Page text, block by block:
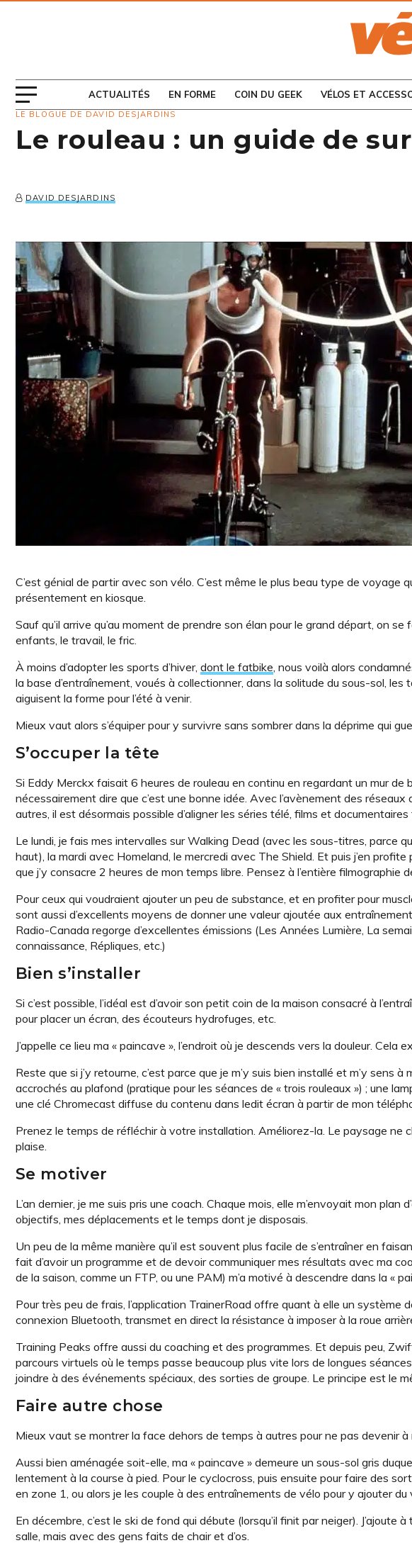
ACTUALITÉS EN FORME COIN DU GEEK VÉLOS ET
LE BLOGUE DE DAVID DESJARDINS
Le rouleau : un guide de
DAVID DESJARDINS
C’est génial de partir avec son vélo. C’est même le plus beau type de voyage
présentement en kiosque.
Sauf qu’il arrive qu’au moment de prendre son élan pour le grand départ, on
enfants, le travail, le fric.
À moins d’adopter les sports d’hiver, dont le fatbike, nous voilà alors
la base d’entraînement, voués à collectionner, dans la solitude du sous-sol,
aiguisent la forme pour l’été à venir.
Mieux vaut alors s’équiper pour y survivre sans sombrer dans la déprime qui
S’occuper la tête
Si Eddy Merckx faisait 6 heures de rouleau en continu en regardant un mur de
nécessairement dire que c’est une bonne idée. Avec l’avènement des
autres, il est désormais possible d’aligner les séries télé, films et
Le lundi, je fais mes intervalles sur Walking Dead (avec les sous-titres, parce
haut), la mardi avec Homeland, le mercredi avec The Shield. Et puis j’en
que j’y consacre 2 heures de mon temps libre. Pensez à l’entière filmographie
Pour ceux qui voudraient ajouter un peu de substance, et en profiter pour
sont aussi d’excellents moyens de donner une valeur ajoutée aux
Radio-Canada regorge d’excellentes émissions (Les Années Lumière, La
connaissance, Répliques, etc.)
Bien s’installer
Si c’est possible, l’idéal est d’avoir son petit coin de la maison consacré à
pour placer un écran, des écouteurs hydrofuges, etc.
J’appelle ce lieu ma « paincave », l’endroit où je descends vers la douleur. Cela
Reste que si j’y retourne, c’est parce que je m’y suis bien installé et m’y sens
accrochés au plafond (pratique pour les séances de « trois rouleaux ») ; une
une clé Chromecast diffuse du contenu dans ledit écran à partir de mon
Prenez le temps de réfléchir à votre installation. Améliorez-la. Le paysage ne
plaise.
Se motiver
L’an dernier, je me suis pris une coach. Chaque mois, elle m’envoyait mon
objectifs, mes déplacements et le temps dont je disposais.
Un peu de la même manière qu’il est souvent plus facile de s’entraîner en
fait d’avoir un programme et de devoir communiquer mes résultats avec ma
de la saison, comme un FTP, ou une PAM) m’a motivé à descendre dans la «
Pour très peu de frais, l’application TrainerRoad offre quant à elle un système
connexion Bluetooth, transmet en direct la résistance à imposer à la roue
Training Peaks offre aussi du coaching et des programmes. Et depuis peu,
parcours virtuels où le temps passe beaucoup plus vite lors de longues
joindre à des événements spéciaux, des sorties de groupe. Le principe est le
Faire autre chose
Mieux vaut se montrer la face dehors de temps à autres pour ne pas devenir à
Aussi bien aménagée soit-elle, ma « paincave » demeure un sous-sol gris
lentement à la course à pied. Pour le cyclocross, puis ensuite pour faire des
en zone 1, ou alors je les couple à des entraînements de vélo pour y ajouter du
En décembre, c’est le ski de fond qui débute (lorsqu’il finit par neiger).
salle, mais avec des gens faits de chair et d’os.